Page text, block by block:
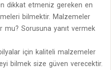
dikkat etmeniz gereken en
bilmektir. Malzemeler
mu? Sorusuna yanıt vermek
için kaliteli malzemeler
bilmek size güven verecektir.